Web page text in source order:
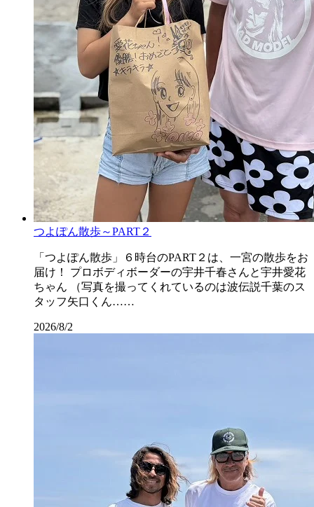
つよぽん散歩～PART２
「つよぽん散歩」６時台のPART２は、一宮の散歩をお
届け！ プロボディボーダーの宇井千春さんと宇井愛花
ちゃん （写真を撮ってくれているのは波伝説千葉のス
タッフ矢口くん……
2026/8/2